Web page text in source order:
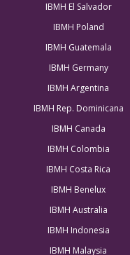
IBMH El Salvador
IBMH Poland
IBMH Guatemala
IBMH Germany
IBMH Argentina
IBMH Rep. Dominicana
IBMH Canada
IBMH Colombia
IBMH Costa Rica
IBMH Benelux
IBMH Australia
IBMH Indonesia
IBMH Malaysia